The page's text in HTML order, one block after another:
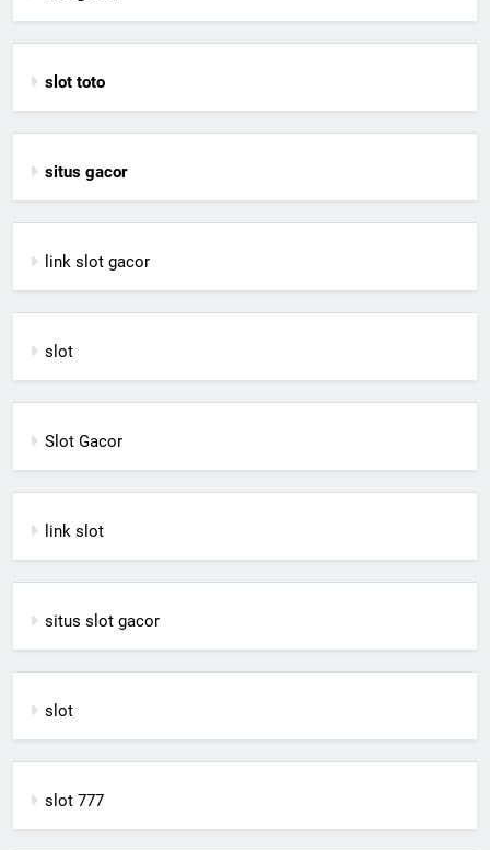
slot toto
situs gacor
link slot gacor
slot
Slot Gacor
link slot
situs slot gacor
slot
slot 777